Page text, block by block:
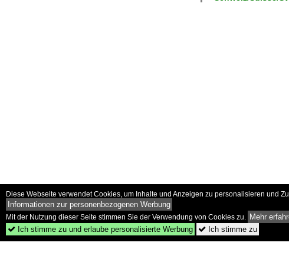
Diese Webseite verwendet Cookies, um Inhalte und Anzeigen zu personalisieren und
Informationen zur personenbezogenen Werbung
Mit der Nutzung dieser Seite stimmen Sie der Verwendung von Cookies zu. Mehr
 Ich stimme zu und erlaube personalisierte Werbung  Ich stimme zu